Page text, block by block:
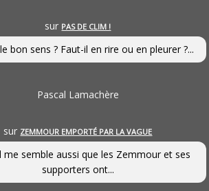
sur PAS DE CLIM !
bon sens ? Faut-il en rire ou en pleurer ?...
Pascal Lamachère
sur ZEMMOUR EMPORTÉ PAR LA VAGUE
me semble aussi que les Zemmour et ses
supporters ont...